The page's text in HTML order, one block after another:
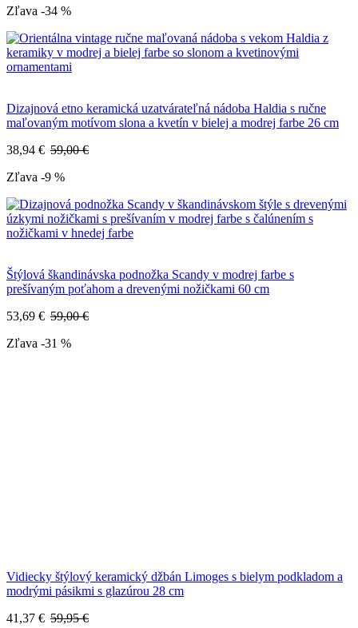
Zľava -34 %
Dizajnová etno keramická uzatvárateľná nádoba Haldia s ručne
maľovaným motívom slona a kvetín v bielej a modrej farbe 26 cm
38,94 € 59,00 €
Zľava -9 %
Štýlová škandinávska podnožka Scandy v modrej farbe s
prešívaným poťahom a drevenými nožičkami 60 cm
53,69 € 59,00 €
Zľava -31 %
Vidiecky štýlový keramický džbán Limoges s bielym podkladom a
modrými pásikmi s glazúrou 28 cm
41,37 € 59,95 €